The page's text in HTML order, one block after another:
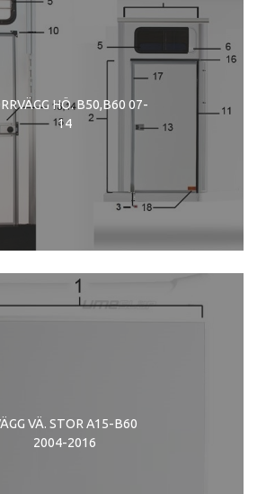
HÖ. B50,B60 07-
14
VÄ. STOR A15-B60
2004-2016